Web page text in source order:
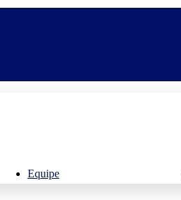
Equipe